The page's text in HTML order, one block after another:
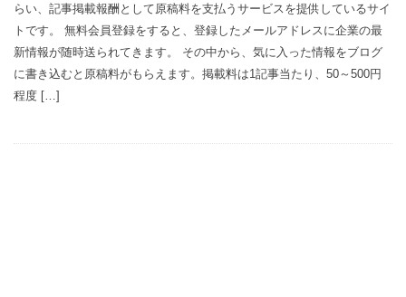
らい、記事掲載報酬として原稿料を支払うサービスを提供しているサイ
トです。 無料会員登録をすると、登録したメールアドレスに企業の最
新情報が随時送られてきます。 その中から、気に入った情報をブログ
に書き込むと原稿料がもらえます。掲載料は1記事当たり、50～500円
程度 […]